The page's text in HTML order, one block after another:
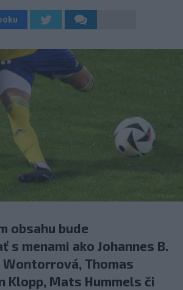
obsahu bude
s menami ako Johannes B.
Wontorrová, Thomas
Klopp, Mats Hummels či